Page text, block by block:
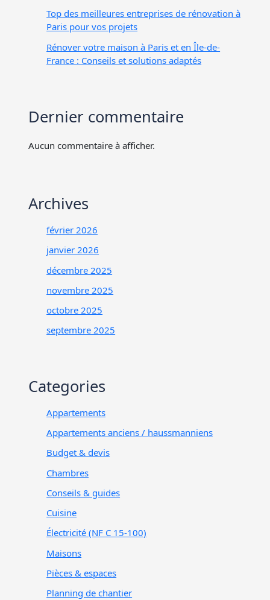
Top des meilleures entreprises de rénovation à
Paris pour vos projets
Rénover votre maison à Paris et en Île-de-
France : Conseils et solutions adaptés
Dernier commentaire
Aucun commentaire à afficher.
Archives
février 2026
janvier 2026
décembre 2025
novembre 2025
octobre 2025
septembre 2025
Categories
Appartements
Appartements anciens / haussmanniens
Budget & devis
Chambres
Conseils & guides
Cuisine
Électricité (NF C 15-100)
Maisons
Pièces & espaces
Planning de chantier